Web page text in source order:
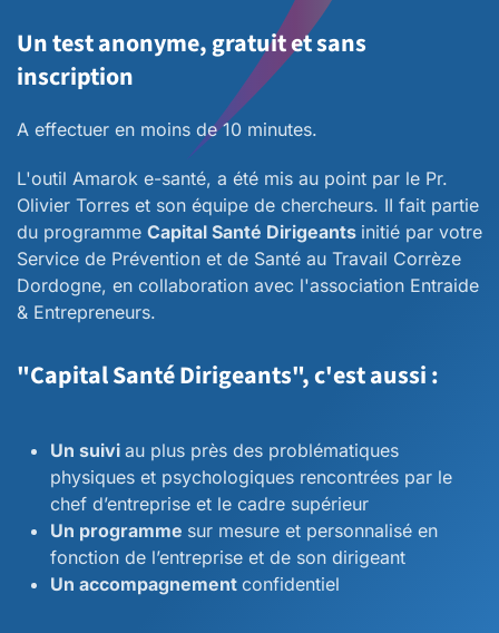
Un test anonyme, gratuit et sans
inscription
A effectuer en moins de 10 minutes.
L'outil Amarok e-santé, a été mis au point par le Pr.
Olivier Torres et son équipe de chercheurs. II fait partie
du programme Capital Santé Dirigeants initié par votre
Service de Prévention et de Santé au Travail Corrèze
Dordogne, en collaboration avec l'association Entraide
& Entrepreneurs.
"Capital Santé Dirigeants", c'est aussi :
Un suivi au plus près des problématiques
physiques et psychologiques rencontrées par le
chef d’entreprise et le cadre supérieur
Un programme sur mesure et personnalisé en
fonction de l’entreprise et de son dirigeant
Un accompagnement confidentiel